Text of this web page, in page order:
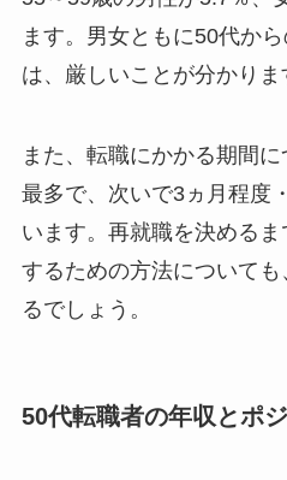
ます。男女ともに50代か
は、厳しいことが分かりま
また、転職にかかる期間
最多で、次いで3ヵ月程度
います。再就職を決める
するための方法について
るでしょう。
50代転職者の年収とポ